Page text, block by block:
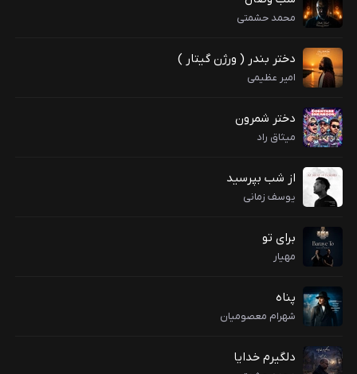
محمد حشمتی
دختر بندر ( ورژن گیتار )
امیر عظیمی
دختر شمرون
میثاق راد
از شب بپرسید
یوسف زمانی
برای تو
مهیار
پناه
شهرام معصومیان
دلگیرم خدایا